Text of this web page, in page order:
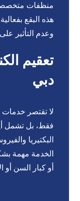
منظفات متخصصة
هذه البقع
وعدم التأثير على
تعقيم
دبي
لا تقتصر خدمات
فقط، بل تشمل
البكتيريا
الخدمة مهمة
أو كبار السن